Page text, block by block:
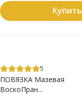
Купить
5
ПОВЯЗКА Мазевая
ВоскоПран...